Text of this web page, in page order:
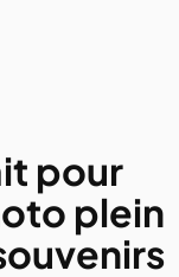
pour
plein